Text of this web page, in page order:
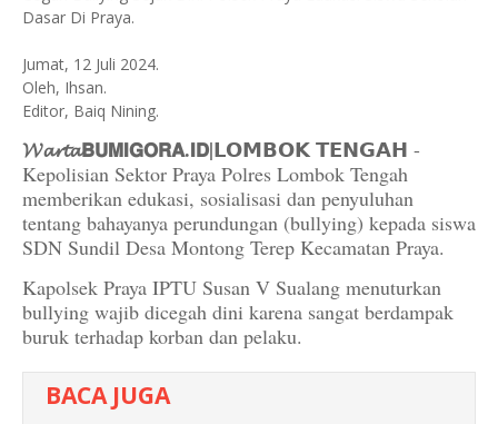
Dasar Di Praya.
Jumat, 12 Juli 2024.
Oleh, Ihsan.
Editor, Baiq Nining.
𝓦𝓪𝓻𝓽𝓪𝗕𝗨𝗠𝗜𝗚𝗢𝗥𝗔.𝗜𝗗|𝗟𝗢𝗠𝗕𝗢𝗞 𝗧𝗘𝗡𝗚𝗔𝗛 -
Kepolisian Sektor Praya Polres Lombok Tengah
memberikan edukasi, sosialisasi dan penyuluhan
tentang bahayanya perundungan (bullying) kepada siswa
SDN Sundil Desa Montong Terep Kecamatan Praya.
Kapolsek Praya IPTU Susan V Sualang menuturkan
bullying wajib dicegah dini karena sangat berdampak
buruk terhadap korban dan pelaku.
BACA JUGA